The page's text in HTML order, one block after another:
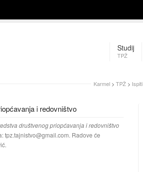
Studij
TPŽ
Karmel > TPŽ > Ispiti
i redovništvo
društvenog priopćavanja i redovništvo
tpz.tajnistvo@gmail.com. Radove će